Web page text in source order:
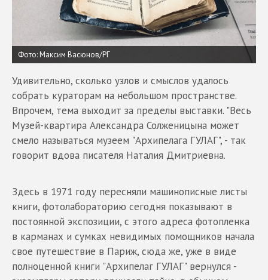
Фото: Максим Васюнов/РГ
Удивительно, сколько узлов и смыслов удалось
собрать кураторам на небольшом пространстве.
Впрочем, тема выходит за пределы выставки. "Весь
Музей-квартира Александра Солженицына может
смело называться музеем "Архипелага ГУЛАГ", - так
говорит вдова писателя Наталия Дмитриевна.
Здесь в 1971 году пересняли машинописные листы
книги, фотолабораторию сегодня показывают в
постоянной экспозиции, с этого адреса фотопленка
в карманах и сумках невидимых помощников начала
свое путешествие в Париж, сюда же, уже в виде
полноценной книги "Архипелаг ГУЛАГ" вернулся -